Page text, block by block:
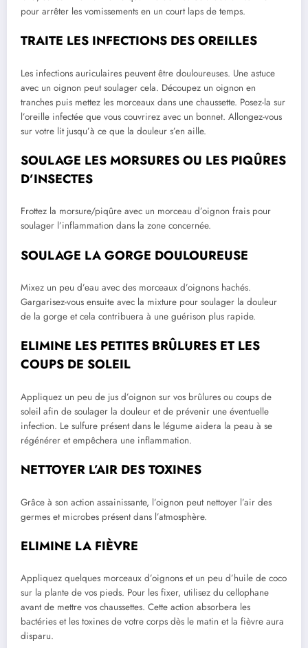
pour arrêter les vomissements en un court laps de temps.
TRAITE LES INFECTIONS DES OREILLES
Les infections auriculaires peuvent être douloureuses. Une astuce
avec un oignon peut soulager cela. Découpez un oignon en
tranches puis mettez les morceaux dans une chaussette. Posez-la sur
l’oreille infectée que vous couvrirez avec un bonnet. Allongez-vous
sur votre lit jusqu’à ce que la douleur s’en aille.
SOULAGE LES MORSURES OU LES PIQÛRES
D’INSECTES
Frottez la morsure/piqûre avec un morceau d’oignon frais pour
soulager l’inflammation dans la zone concernée.
SOULAGE LA GORGE DOULOUREUSE
Mixez un peu d’eau avec des morceaux d’oignons hachés.
Gargarisez-vous ensuite avec la mixture pour soulager la douleur
de la gorge et cela contribuera à une guérison plus rapide.
ELIMINE LES PETITES BRÛLURES ET LES
COUPS DE SOLEIL
Appliquez un peu de jus d’oignon sur vos brûlures ou coups de
soleil afin de soulager la douleur et de prévenir une éventuelle
infection. Le sulfure présent dans le légume aidera la peau à se
régénérer et empêchera une inflammation.
NETTOYER L’AIR DES TOXINES
Grâce à son action assainissante, l’oignon peut nettoyer l’air des
germes et microbes présent dans l’atmosphère.
ELIMINE LA FIÈVRE
Appliquez quelques morceaux d’oignons et un peu d’huile de coco
sur la plante de vos pieds. Pour les fixer, utilisez du cellophane
avant de mettre vos chaussettes. Cette action absorbera les
bactéries et les toxines de votre corps dès le matin et la fièvre aura
disparu.